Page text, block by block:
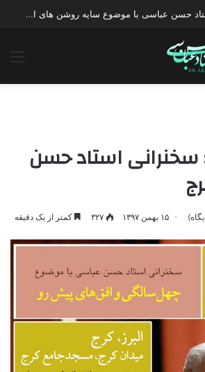
دانلود سخنرانی استاد حسن عباسی با موضوع سایه روشن های انتخاب یک نامزد اصلح
بهمن ۹۷؛ سخنرانی استاد حسن
۱۵ بهمن ۱۳۹۷ ۳۲۷ کمتر از یک دقیقه